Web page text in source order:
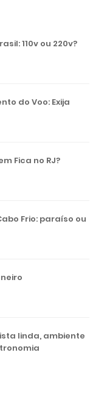
110v ou 220v?
do Voo: Exija
Fica no RJ?
Frio: paraíso ou
linda, ambiente